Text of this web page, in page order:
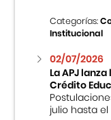
Categorías:
Institucional
02/07/2026
La APJ
Crédito
julio hasta